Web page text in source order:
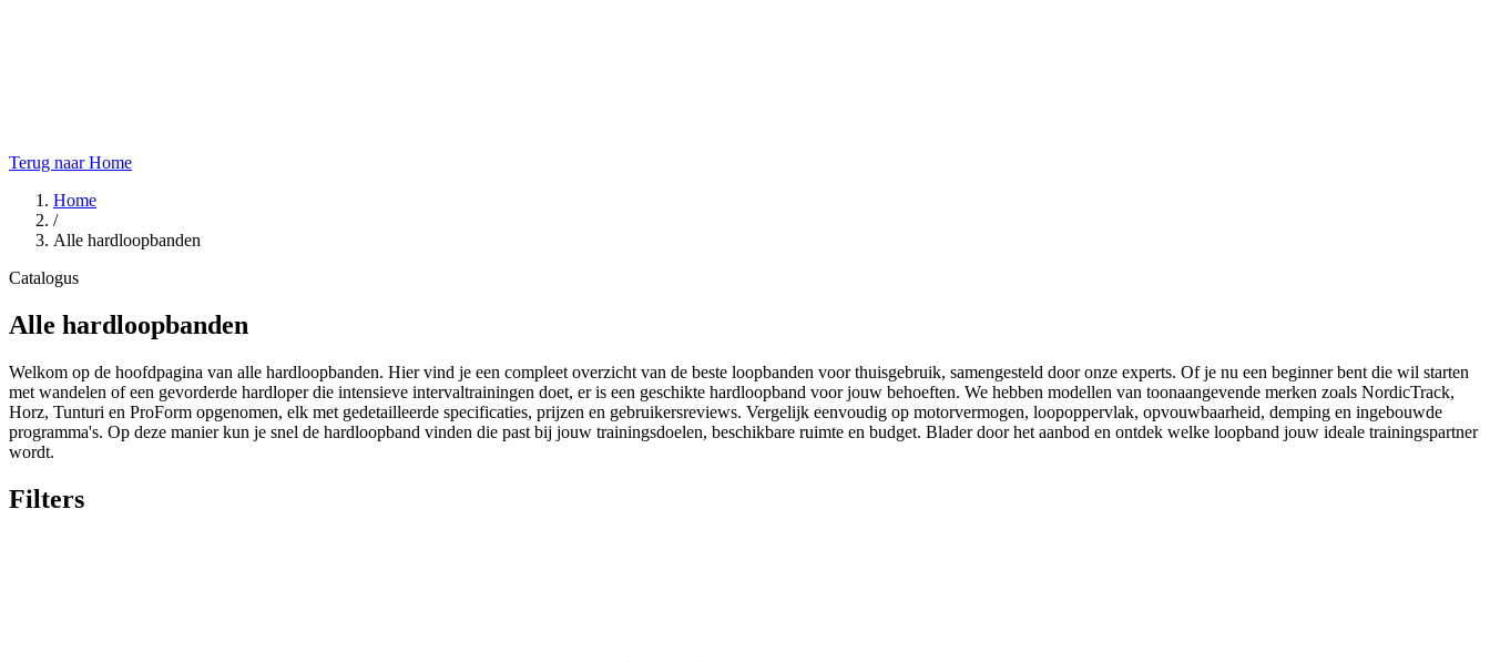
Terug naar Home
Home
/
Alle hardloopbanden
Catalogus
Alle hardloopbanden
Welkom op de hoofdpagina van alle hardloopbanden. Hier vind je een compleet overzicht van de beste loopbanden voor thuisgebruik, samengesteld door onze experts. Of je nu een beginner bent die wil starten
met wandelen of een gevorderde hardloper die intensieve intervaltrainingen doet, er is een geschikte hardloopband voor jouw behoeften. We hebben modellen van toonaangevende merken zoals NordicTrack,
Horz, Tunturi en ProForm opgenomen, elk met gedetailleerde specificaties, prijzen en gebruikersreviews. Vergelijk eenvoudig op motorvermogen, loopoppervlak, opvouwbaarheid, demping en ingebouwde
programma's. Op deze manier kun je snel de hardloopband vinden die past bij jouw trainingsdoelen, beschikbare ruimte en budget. Blader door het aanbod en ontdek welke loopband jouw ideale trainingspartner
wordt.
Filters